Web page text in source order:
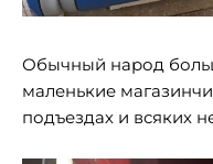
Обычный народ
маленькие
подъездах и всяких